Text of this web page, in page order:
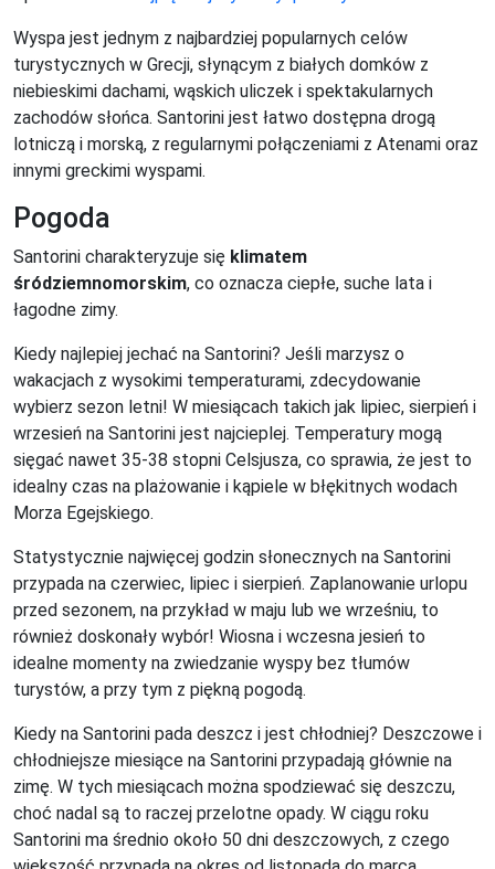
Wyspa jest jednym z najbardziej popularnych celów
turystycznych w Grecji, słynącym z białych domków z
niebieskimi dachami, wąskich uliczek i spektakularnych
zachodów słońca. Santorini jest łatwo dostępna drogą
lotniczą i morską, z regularnymi połączeniami z Atenami oraz
innymi greckimi wyspami.
Pogoda
Santorini charakteryzuje się klimatem
śródziemnomorskim, co oznacza ciepłe, suche lata i
łagodne zimy.
Kiedy najlepiej jechać na Santorini? Jeśli marzysz o
wakacjach z wysokimi temperaturami, zdecydowanie
wybierz sezon letni! W miesiącach takich jak lipiec, sierpień i
wrzesień na Santorini jest najcieplej. Temperatury mogą
sięgać nawet 35-38 stopni Celsjusza, co sprawia, że jest to
idealny czas na plażowanie i kąpiele w błękitnych wodach
Morza Egejskiego.
Statystycznie najwięcej godzin słonecznych na Santorini
przypada na czerwiec, lipiec i sierpień. Zaplanowanie urlopu
przed sezonem, na przykład w maju lub we wrześniu, to
również doskonały wybór! Wiosna i wczesna jesień to
idealne momenty na zwiedzanie wyspy bez tłumów
turystów, a przy tym z piękną pogodą.
Kiedy na Santorini pada deszcz i jest chłodniej? Deszczowe i
chłodniejsze miesiące na Santorini przypadają głównie na
zimę. W tych miesiącach można spodziewać się deszczu,
choć nadal są to raczej przelotne opady. W ciągu roku
Santorini ma średnio około 50 dni deszczowych, z czego